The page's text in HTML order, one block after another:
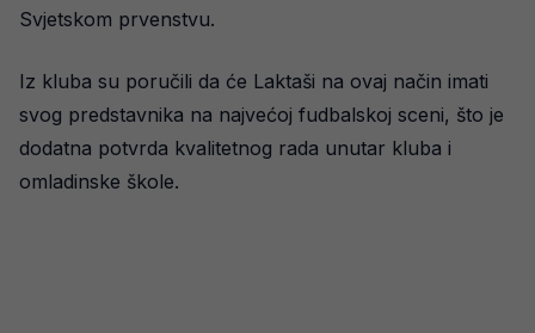
Svjetskom prvenstvu.
Iz kluba su poručili da će Laktaši na ovaj način imati
svog predstavnika na najvećoj fudbalskoj sceni, što je
dodatna potvrda kvalitetnog rada unutar kluba i
omladinske škole.